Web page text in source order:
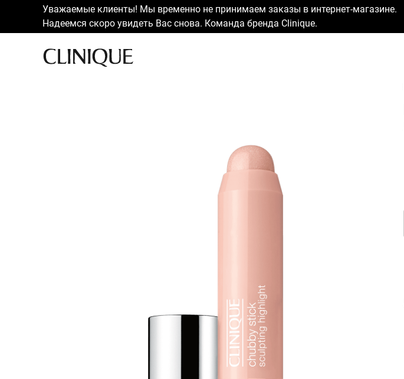
Уважаемые клиенты! Мы временно не принимаем заказы в интернет-магазине.
Надеемся скоро увидеть Вас снова. Команда бренда Clinique.